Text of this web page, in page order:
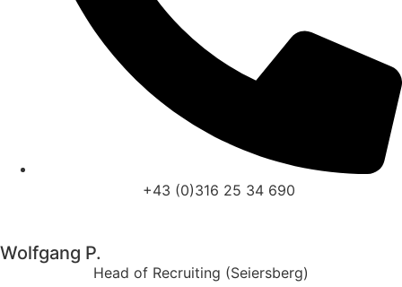
+43 (0)316 25 34 690
Wolfgang P.
Head of Recruiting (Seiersberg)